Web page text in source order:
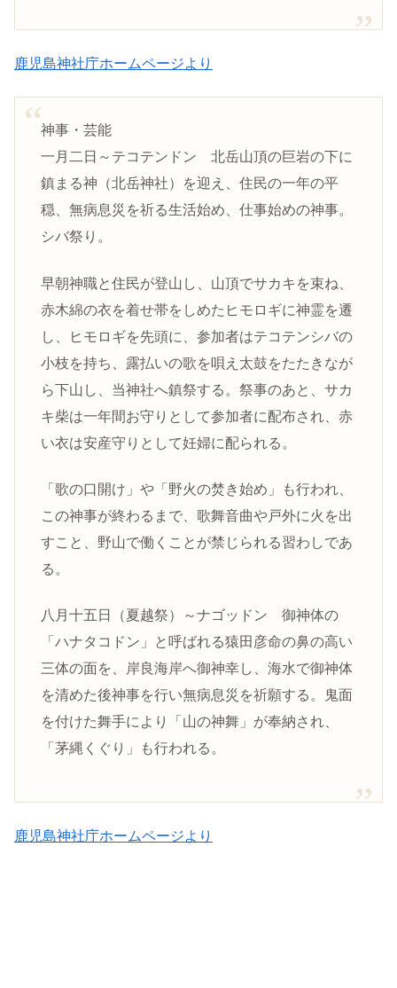
鹿児島神社庁ホームページより
神事・芸能
一月二日～テコテンドン 北岳山頂の巨岩の下に
鎮まる神（北岳神社）を迎え、住民の一年の平
穏、無病息災を祈る生活始め、仕事始めの神事。
シバ祭り。
早朝神職と住民が登山し、山頂でサカキを束ね、
赤木綿の衣を着せ帯をしめたヒモロギに神霊を遷
し、ヒモロギを先頭に、参加者はテコテンシバの
小枝を持ち、露払いの歌を唄え太鼓をたたきなが
ら下山し、当神社へ鎮祭する。祭事のあと、サカ
キ柴は一年間お守りとして参加者に配布され、赤
い衣は安産守りとして妊婦に配られる。
「歌の口開け」や「野火の焚き始め」も行われ、
この神事が終わるまで、歌舞音曲や戸外に火を出
すこと、野山で働くことが禁じられる習わしであ
る。
八月十五日（夏越祭）～ナゴッドン 御神体の
「ハナタコドン」と呼ばれる猿田彦命の鼻の高い
三体の面を、岸良海岸へ御神幸し、海水で御神体
を清めた後神事を行い無病息災を祈願する。鬼面
を付けた舞手により「山の神舞」が奉納され、
「茅縄くぐり」も行われる。
鹿児島神社庁ホームページより